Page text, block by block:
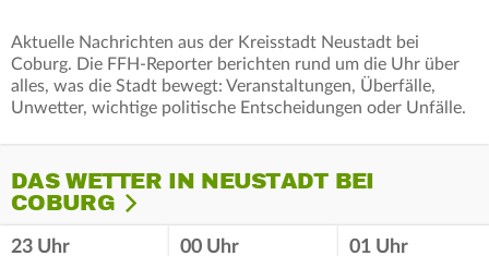
Aktuelle Nachrichten aus der Kreisstadt Neustadt bei
Coburg. Die FFH-Reporter berichten rund um die Uhr über
alles, was die Stadt bewegt: Veranstaltungen, Überfälle,
Unwetter, wichtige politische Entscheidungen oder Unfälle.
DAS WETTER IN NEUSTADT BEI
COBURG
23 Uhr 00 Uhr 01 Uhr